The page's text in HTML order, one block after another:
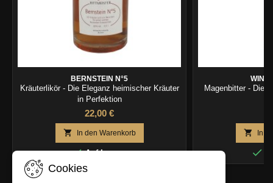
BERNSTEIN N°5
Kräuterlikör - Die Eleganz heimischer Kräuter
in Perfektion
22,00 €
 In den Warenkorb
Auf Lager
Magenbitter - Die
 In

Cookies